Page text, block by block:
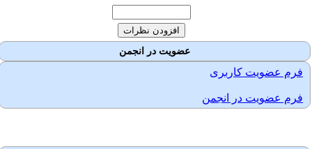
عضویت در انجمن
فرم عضویت کاربری
فرم عضویت در انجمن